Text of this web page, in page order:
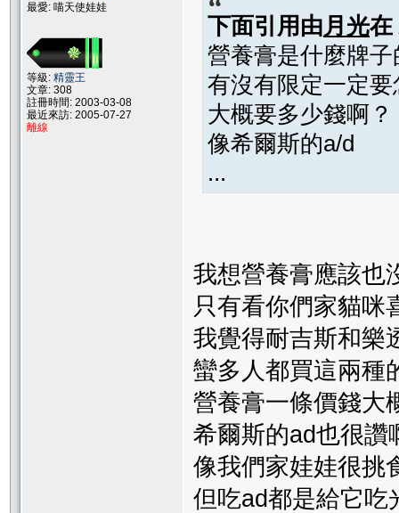
最愛: 喵天使娃娃
等級: 精靈王
文章: 308
註冊時間: 2003-03-08
最近來訪: 2005-07-27
離線
下面引用由月光在
營養膏是什麼牌
有沒有限定一定
大概要多少錢啊？
像希爾斯的a/d
...
我想營養膏應該也
只有看你們家貓咪
我覺得耐吉斯和樂
蠻多人都買這兩種
營養膏一條價錢大
希爾斯的ad也很讚
像我們家娃娃很挑
但吃ad都是給它